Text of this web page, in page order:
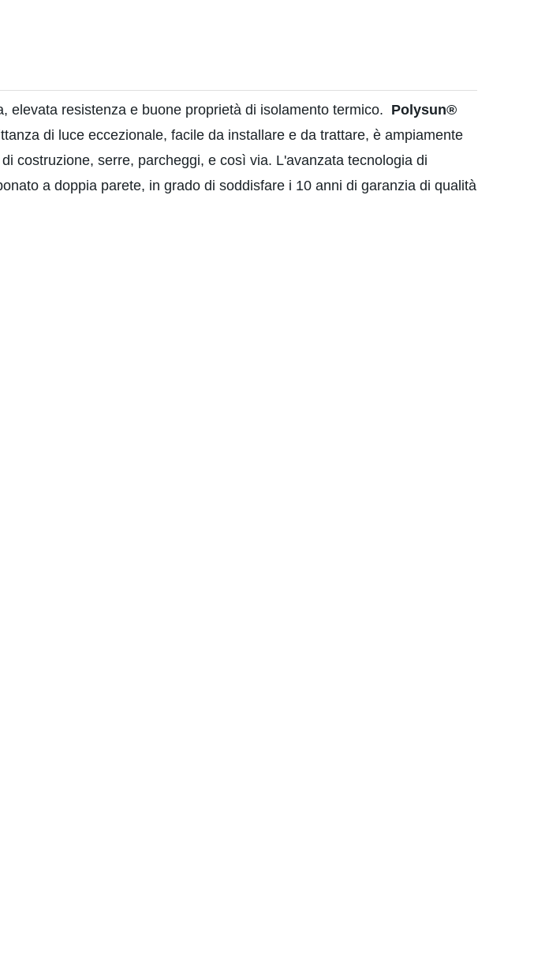
elevata resistenza e buone proprietà di isolamento termico. Polysun®
di luce eccezionale, facile da installare e da trattare, è ampiamente
costruzione, serre, parcheggi, e così via. L'avanzata tecnologia di
a doppia parete, in grado di soddisfare i 10 anni di garanzia di qualità